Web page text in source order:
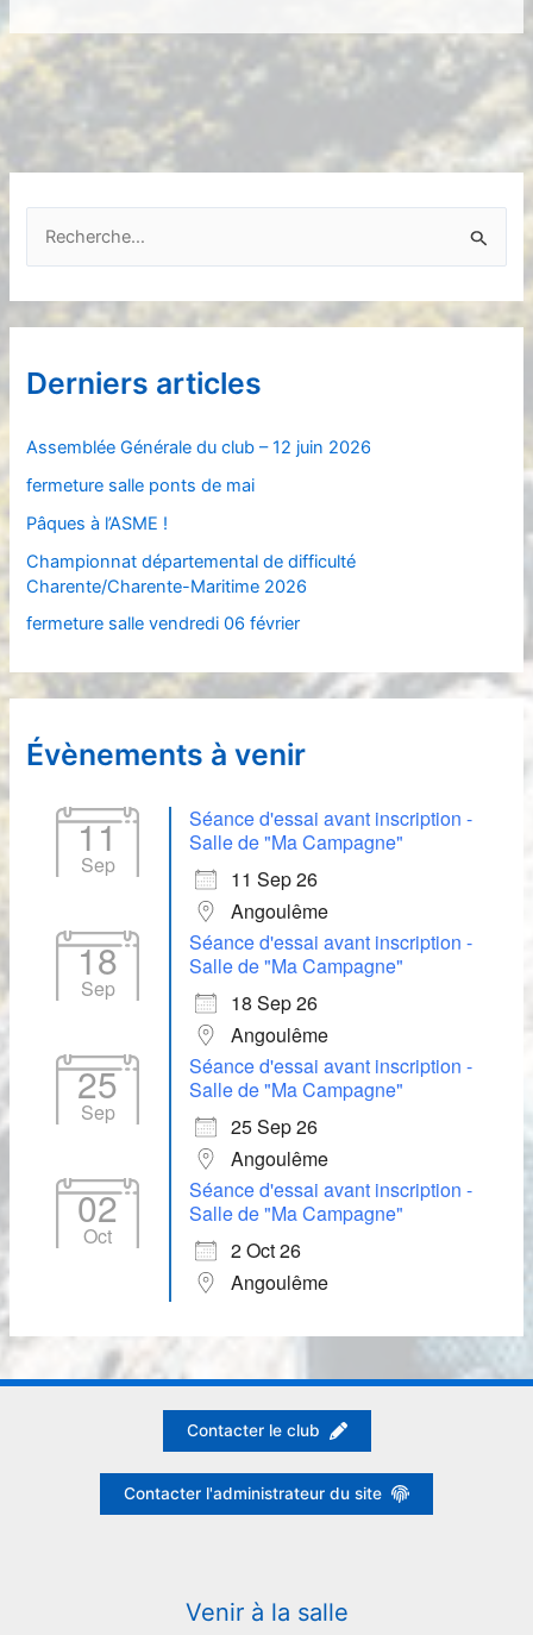
h
r
e
r
Derniers articles
Assemblée Générale du club – 12 juin 2026
fermeture salle ponts de mai
Pâques à l’ASME !
Championnat départemental de difficulté
Charente/Charente-Maritime 2026
fermeture salle vendredi 06 février
Évènements à venir
11
Sep
Séance d'essai avant inscription -
Salle de "Ma Campagne"
11 Sep 26
Angoulême
18
Sep
Séance d'essai avant inscription -
Salle de "Ma Campagne"
18 Sep 26
Angoulême
25
Sep
Séance d'essai avant inscription -
Salle de "Ma Campagne"
25 Sep 26
Angoulême
02
Oct
Séance d'essai avant inscription -
Salle de "Ma Campagne"
2 Oct 26
Angoulême
Contacter le club
Contacter l'administrateur du site
Venir à la salle